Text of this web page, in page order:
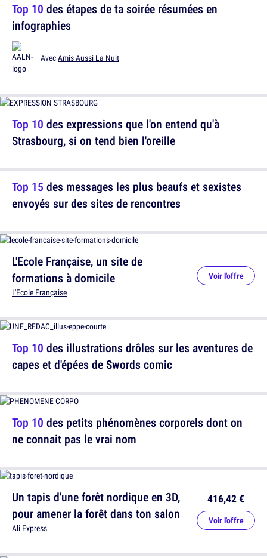
Top 10 des expressions que l'on entend qu'à
Strasbourg, si on tend bien l'oreille
L'Ecole Française, un site de
formations à domicile
L'Ecole Française
Voir l'offre
Top 10 des petits phénomènes corporels dont on
ne connait pas le vrai nom
Top 10 des étapes de ta soirée résumées en
infographies
AvecAmis Aussi La Nuit
Top 15 des messages les plus beaufs et sexistes
envoyés sur des sites de rencontres
Top 10 des illustrations drôles sur les aventures de
capes et d'épées de Swords comic
Un tapis d'une forêt nordique en 3D,
pour amener la forêt dans ton salon
Ali Express
416,42 €
Voir l'offre